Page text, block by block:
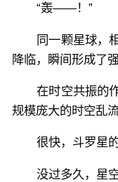
“轰——！”
同一颗星球，
降临，瞬间形成了
在时空共振的
规模庞大的时空乱流
很快，斗罗星
没过多久，星